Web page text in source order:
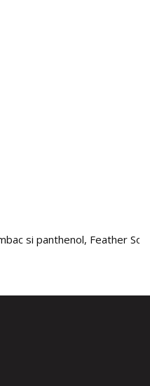
si panthenol, Feather